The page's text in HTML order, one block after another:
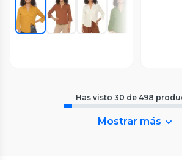
Has visto 30 de 498
Mostrar más